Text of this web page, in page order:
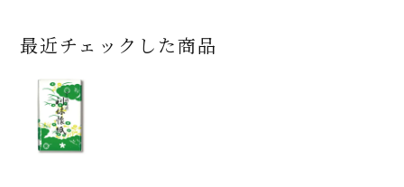
最近チェックした商品